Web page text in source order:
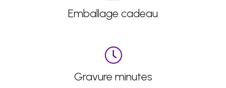
Emballage cadeau
Gravure minutes